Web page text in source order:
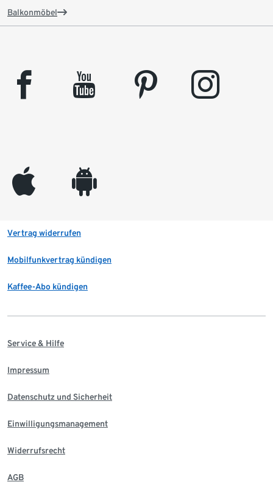
Balkonmöbel
facebook youtube pinterest instagram
appleinc android
Vertrag widerrufen
Mobilfunkvertrag kündigen
Kaffee-Abo kündigen
Service & Hilfe
Impressum
Datenschutz und Sicherheit
Einwilligungsmanagement
Widerrufsrecht
AGB